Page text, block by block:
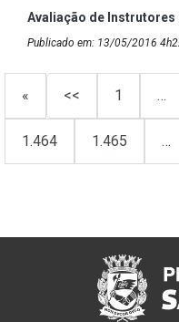
Avaliação de Instrutores
Publicado em: 13/05/2016
« << 1 …
1.464 1.465 …